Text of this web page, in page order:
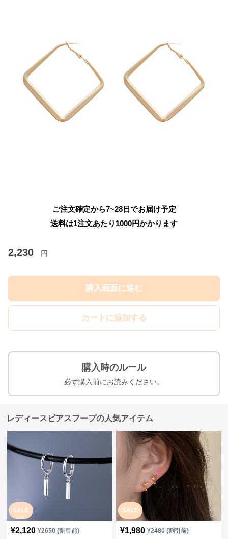
ご注文確定から7~28日でお届け予定
送料は1注文あたり 1000円かかります
2,230 円
購入画面に進む
カートに追加する
購入時のルール
必ず購入前にお読みください。
レディースピアスフープの人気アイテム
SALE
¥2,120 ¥2650(割引前)
SALE
¥1,980 ¥2480(割引前)